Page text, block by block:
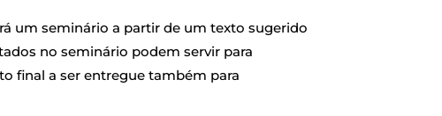
um seminário a partir de um texto sugerido
no seminário podem servir para
final a ser entregue também para